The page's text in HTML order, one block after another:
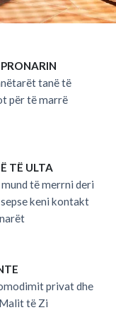
tanë të
për të marrë
TË ULTA
të merrni deri
keni kontakt
privat dhe
të Zi